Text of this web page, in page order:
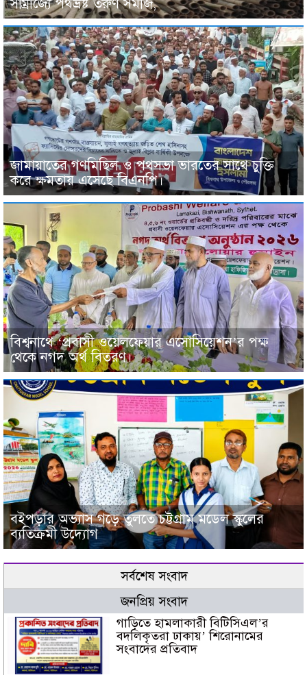
সাম্রাজ্যে পথভ্রষ্ট তরুণ সমাজ,
জামায়াতের গণমিছিল ও পথসভা ভারতের সাথে চুক্তি
করে ক্ষমতায় এসেছে বিএনপি।
বিশ্বনাথে ‘প্রবাসী ওয়েলফেয়ার এসোসিয়েশন’র পক্ষ
থেকে নগদ অর্থ বিতরণ।
বইপড়ার অভ্যাস গড়ে তুলতে চট্টগ্রাম মডেল স্কুলের
ব্যতিক্রমী উদ্যোগ
সর্বশেষ সংবাদ
জনপ্রিয় সংবাদ
গাড়িতে হামলাকারী বিটিসিএল’র
বদলিকৃতরা ঢাকায়’ শিরোনামের
সংবাদের প্রতিবাদ